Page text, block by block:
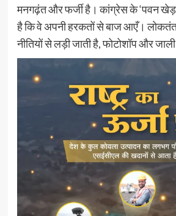
मनगढ़ंत और फर्जी है। कांग्रेस के ‘पवन खेड़ा
है कि वे अपनी हरकतों से बाज आएँ।
नीतियों से लड़ी जाती है, फोटोशॉप और